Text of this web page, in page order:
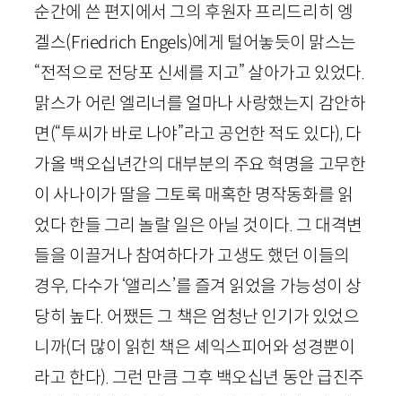
순간에 쓴 편지에서 그의 후원자 프리드리히 엥
겔스(Friedrich Engels)에게 털어놓듯이 맑스는
“전적으로 전당포 신세를 지고” 살아가고 있었다.
맑스가 어린 엘리너를 얼마나 사랑했는지 감안하
면(“투씨가 바로 나야”라고 공언한 적도 있다), 다
가올 백오십년간의 대부분의 주요 혁명을 고무한
이 사나이가 딸을 그토록 매혹한 명작동화를 읽
었다 한들 그리 놀랄 일은 아닐 것이다. 그 대격변
들을 이끌거나 참여하다가 고생도 했던 이들의
경우, 다수가 ‘앨리스’를 즐겨 읽었을 가능성이 상
당히 높다. 어쨌든 그 책은 엄청난 인기가 있었으
니까(더 많이 읽힌 책은 셰익스피어와 성경뿐이
라고 한다). 그런 만큼 그후 백오십년 동안 급진주